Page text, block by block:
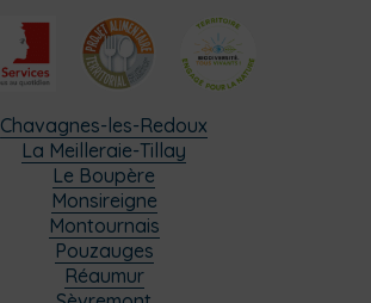
Chavagnes-les-Redoux
La Meilleraie-Tillay
Le Boupère
Monsireigne
Montournais
Pouzauges
Réaumur